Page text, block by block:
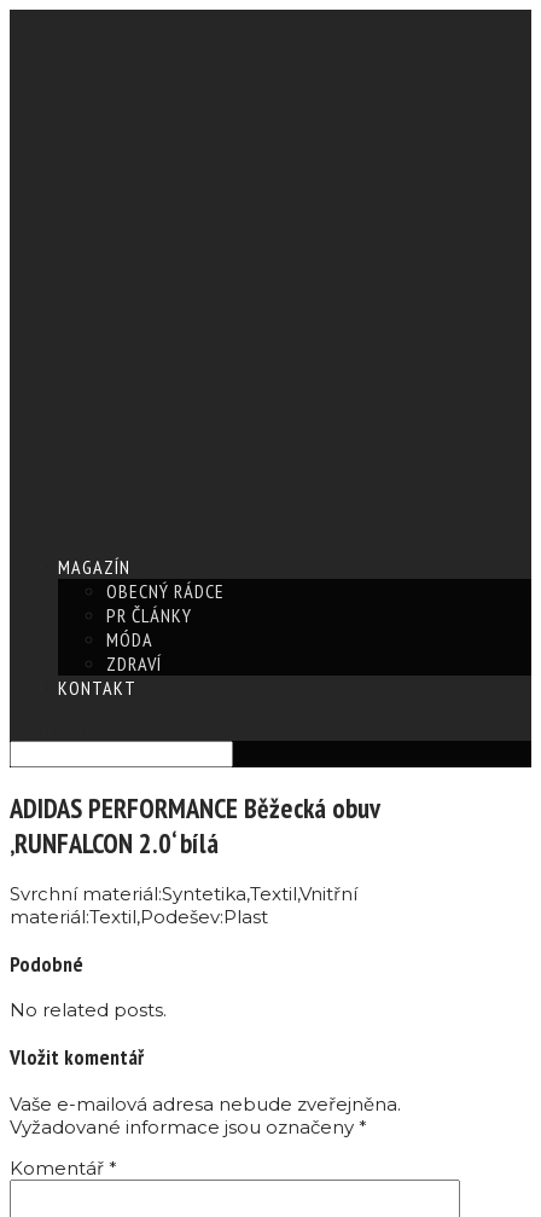
MAGAZÍN
OBECNÝ RÁDCE
PR ČLÁNKY
MÓDA
ZDRAVÍ
KONTAKT
ADIDAS PERFORMANCE Běžecká obuv
‚RUNFALCON 2.0‘ bílá
Svrchní materiál:Syntetika,Textil,Vnitřní
materiál:Textil,Podešev:Plast
Podobné
No related posts.
Vložit komentář
Vaše e-mailová adresa nebude zveřejněna.
Vyžadované informace jsou označeny *
Komentář *